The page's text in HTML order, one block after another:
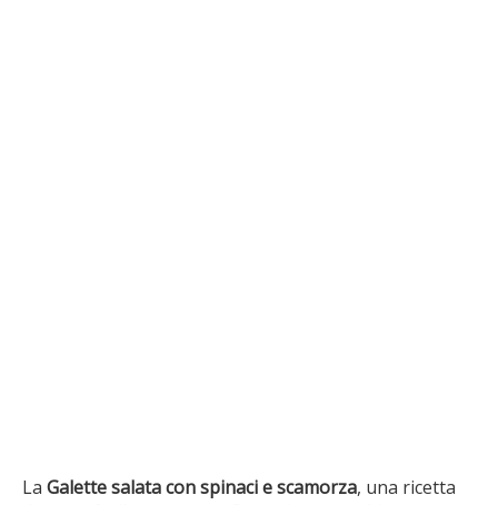
La Galette salata con spinaci e scamorza, una ricetta